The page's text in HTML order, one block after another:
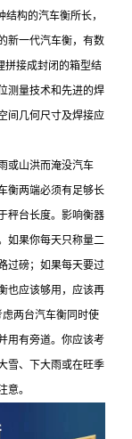
构的汽车衡所长，
新一代汽车衡，有数
拼接成封闭的箱型结
测量技术和先进的焊
间几何尺寸及焊接应
或山洪而淹没汽车
衡两端必须有足够长
秤台长度。影响衡器
如果你每天只称量二
过磅；如果每天要过
也应该够用，应该再
两台汽车衡同时使
用有旁道。你应该考
雪、下大雨或在旺季
意。